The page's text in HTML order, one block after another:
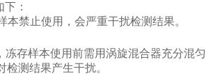
：
禁止使用，会严重干扰检测结果。
冻存样本使用前需用涡旋混合器充分混匀
检测结果产生干扰。